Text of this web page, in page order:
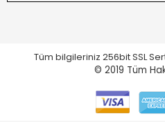
Tüm bilgileriniz 256bit SSL
© 2019 Tüm